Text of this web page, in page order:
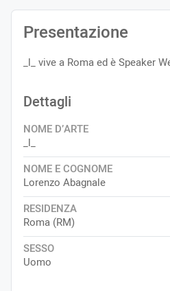
Presentazione
_l_ vive a Roma ed è Speaker
Dettagli
NOME D’ARTE
_l_
NOME E COGNOME
Lorenzo Abagnale
RESIDENZA
Roma (RM)
SESSO
Uomo